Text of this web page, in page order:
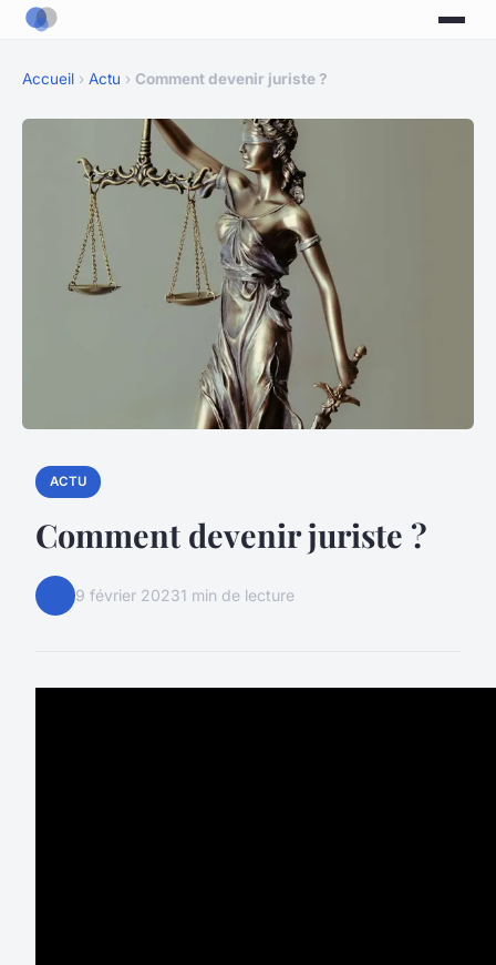
Accueil › Actu › Comment devenir juriste ?
ACTU
Comment devenir juriste ?
9 février 20231 min de lecture